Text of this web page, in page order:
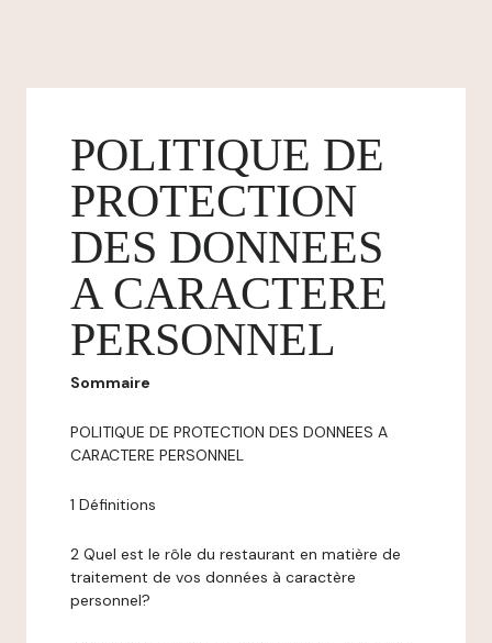
POLITIQUE DE
PROTECTION
DES DONNEES
A CARACTERE
PERSONNEL
Sommaire
POLITIQUE DE PROTECTION DES DONNEES A
CARACTERE PERSONNEL
1 Définitions
2 Quel est le rôle du restaurant en matière de
traitement de vos données à caractère
personnel?